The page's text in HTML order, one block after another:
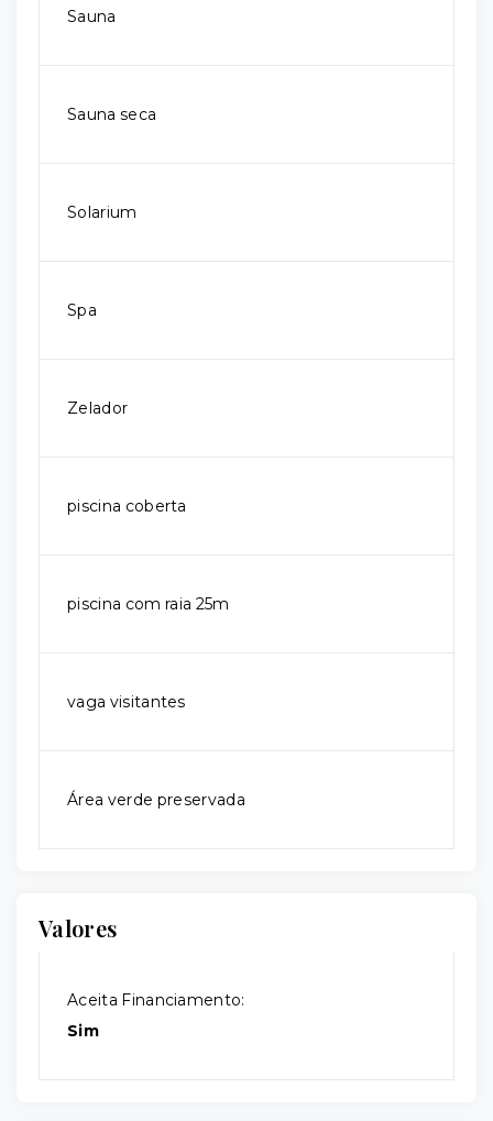
Sauna
Sauna seca
Solarium
Spa
Zelador
piscina coberta
piscina com raia 25m
vaga visitantes
Área verde preservada
Valores
Aceita Financiamento:
Sim